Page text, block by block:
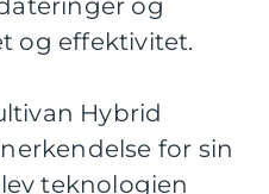
og effektivitet.
Hybrid
for sin
teknologien